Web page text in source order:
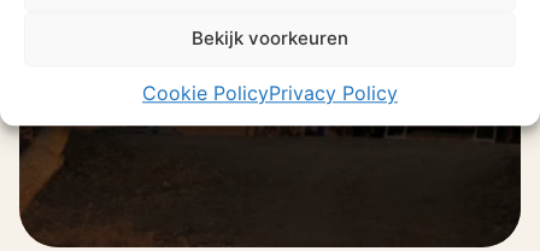
Bekijk voorkeuren
Cookie PolicyPrivacy Policy
Ontdek deze reis